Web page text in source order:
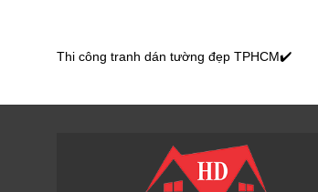
Thi công tranh dán tường đẹp TPHCM✔️